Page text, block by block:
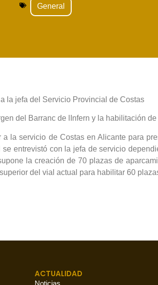
General
la jefa del Servicio Provincial de Costas
del Barranc de lInfern y la habilitación
la servicio de Costas en Alicante para
entrevistó con la jefa de servicio
la creación de 70 plazas de
del vial actual para habilitar 60
ACTUALIDAD
Noticias